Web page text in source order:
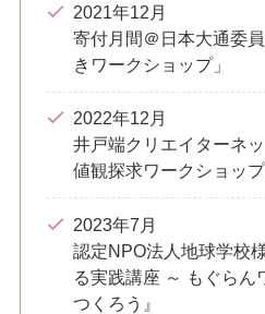
2021年12月
寄付月間＠日本大通委
きワークショップ」
2022年12月
井戸端クリエイターネ
値観探求ワークショップ
2023年7月
認定NPO法人地球学校
る実践講座 ～ もぐらん
つくろう』